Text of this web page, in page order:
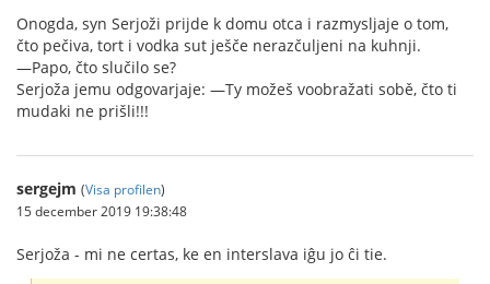
Onogda, syn Serjoži prijde k domu otca i razmysljaje o tom,
čto pečiva, tort i vodka sut ješče nerazčuljeni na kuhnji.
—Papo, čto slučilo se?
Serjoža jemu odgovarjaje: —Ty možeš voobražati sobě, čto ti
mudaki ne prišli!!!
sergejm (Visa profilen)
15 december 2019 19:38:48
Serjoža - mi ne certas, ke en interslava iĝu jo ĉi tie.